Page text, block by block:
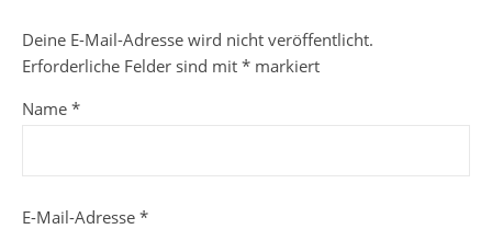
Deine E-Mail-Adresse wird nicht veröffentlicht.
Erforderliche Felder sind mit * markiert
Name *
E-Mail-Adresse *